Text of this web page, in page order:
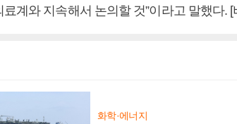
료계와 지속해서 논의할 것”이라고 말했다.
화학·에너지